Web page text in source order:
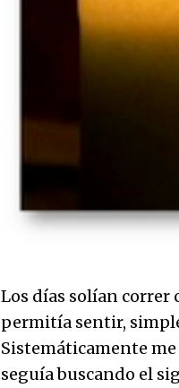
Los días solían correr
permitía sentir,
Sistemáticamente
seguía buscando el